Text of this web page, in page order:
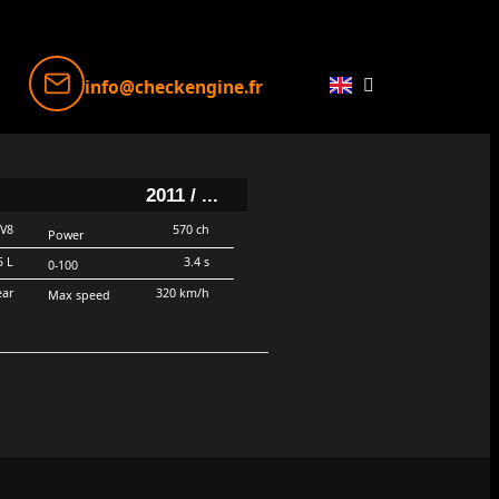
info@checkengine.fr
2011 / ...
V8
L
Power
0-100
Max speed
570 ch
3.4 s
320 km/h